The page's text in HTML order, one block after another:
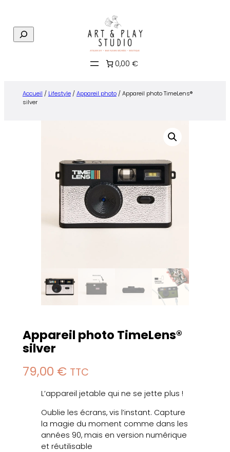
contenu
R
e
0,00 €
Accueil / Lifestyle/Appareil photo/ Appareil photo TimeLens®
silver
Appareil photo TimeLens®
silver
79,00 € TTC
L’appareil jetable qui ne se jette plus !
Oublie les écrans, vis l’instant. Capture
la magie du moment comme dans les
années 90, mais en version numérique
et réutilisable